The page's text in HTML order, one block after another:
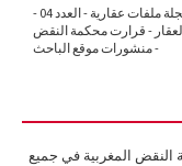
مجلة ملفات عقارية - العدد 04 -
- قرارت محكمة النقض
- منشورات موقع الباحث
لحكمة النقض المغربية في جميع